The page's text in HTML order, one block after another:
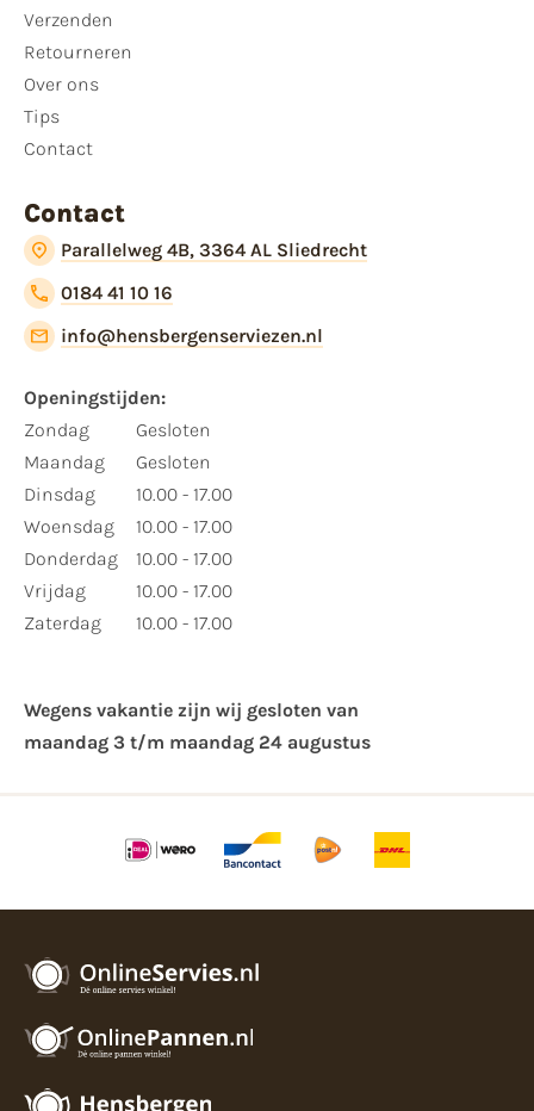
Verzenden
Retourneren
Over ons
Tips
Contact
Contact
Parallelweg 4B, 3364 AL Sliedrecht
0184 41 10 16
info@hensbergenserviezen.nl
Openingstijden:
Zondag
Maandag
Dinsdag
Woensdag
Donderdag
Vrijdag
Zaterdag
Gesloten
Gesloten
10.00 - 17.00
10.00 - 17.00
10.00 - 17.00
10.00 - 17.00
10.00 - 17.00
Wegens vakantie zijn wij gesloten van ​
maandag 3 t/m maandag 24 augustus